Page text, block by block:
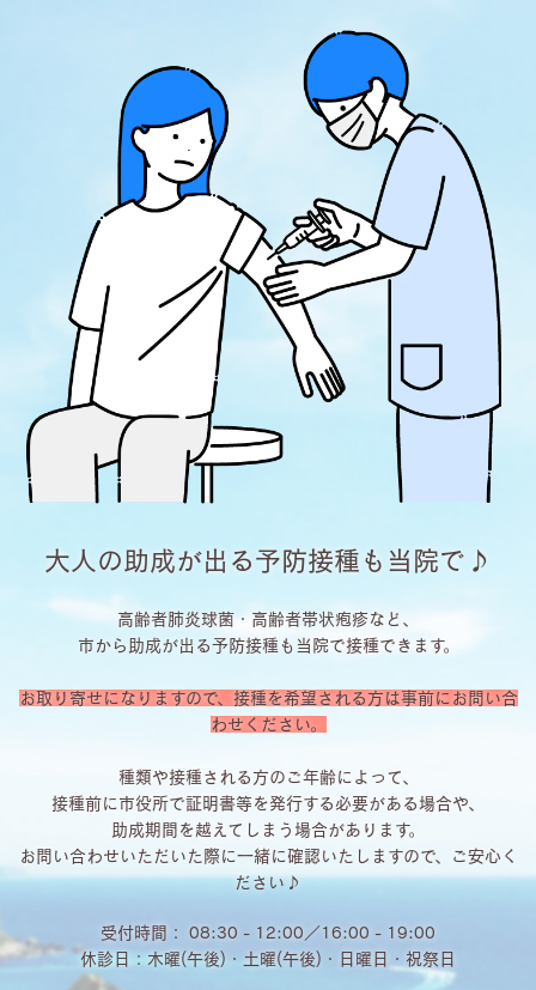
大人の助成が出る予防接種も当院で♪
高齢者肺炎球菌・高齢者帯状疱疹など、
市から助成が出る予防接種も当院で接種できます。
お取り寄せになりますので、接種を希望される方は事前にお問い合
わせください。
種類や接種される方のご年齢によって、
接種前に市役所で証明書等を発行する必要がある場合や、
助成期間を越えてしまう場合があります。
お問い合わせいただいた際に一緒に確認いたしますので、ご安心く
ださい♪
受付時間： 08:30 - 12:00／16:00 - 19:00
休診日：木曜(午後)・土曜(午後)・日曜日・祝祭日